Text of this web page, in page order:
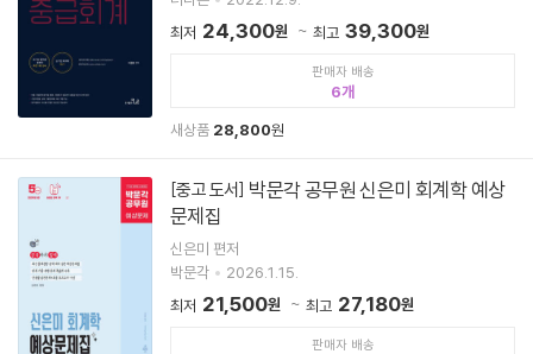
최저 24,300원 최고 39,300원
판매자 배송
6
새상품 28,800원
[중고 도서]
문제집
신은미 편저
박문각
2026.1.15.
최저 21,500원 최고 27,180원
판매자 배송